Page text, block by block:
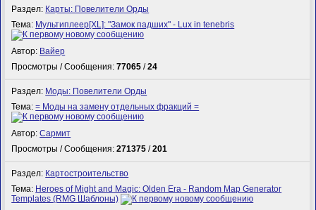
Раздел: Карты: Повелители Орды
Тема: Мультиплеер[XL]: "Замок падших" - Lux in tenebris
Автор: Вайер
Просмотры / Сообщения:77065 /24
Раздел: Моды: Повелители Орды
Тема:= Моды на замену отдельных фракций =
Автор:Сармит
Просмотры / Сообщения:271375 /201
Раздел: Картостроительство
Тема: Heroes of Might and Magic: Olden Era - Random Map Generator
Templates (RMG Шаблоны)